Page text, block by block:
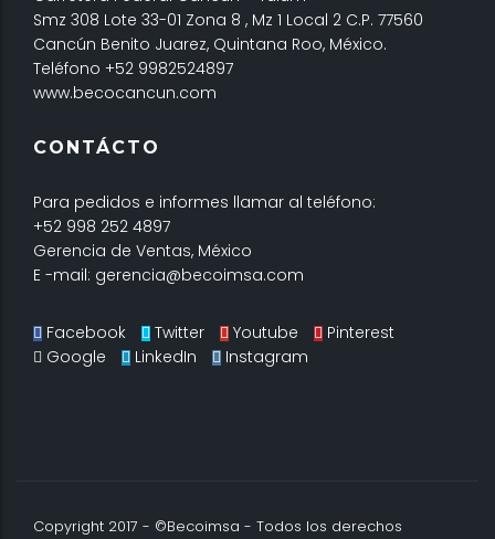
Smz 308 Lote 33-01 Zona 8 , Mz 1 Local 2 C.P. 77560
Cancún Benito Juarez, Quintana Roo, México.
Teléfono +52 9982524897
www.becocancun.com
CONTÁCTO
Para pedidos e informes llamar al teléfono:
+52 998 252 4897
Gerencia de Ventas, México
E -mail: gerencia@becoimsa.com
Facebook Twitter Youtube
Pinterest
Google
LinkedIn Instagram
Copyright 2017 - ©Becoimsa - Todos los derechos